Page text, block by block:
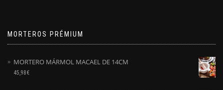
MORTEROS PRÉMIUM
MORTERO MÁRMOL MACAEL DE 14CM
45,98€